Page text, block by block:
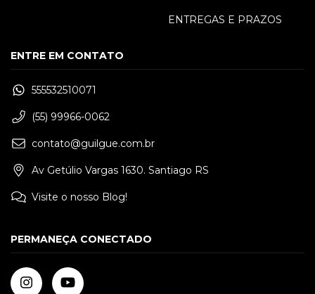
ENTREGAS E PRAZOS
ENTRE EM CONTATO
555532510071
(55) 99966-0062
contato@guilgue.com.br
Av Getúlio Vargas 1630. Santiago RS
Visite o nosso Blog!
PERMANEÇA CONECTADO